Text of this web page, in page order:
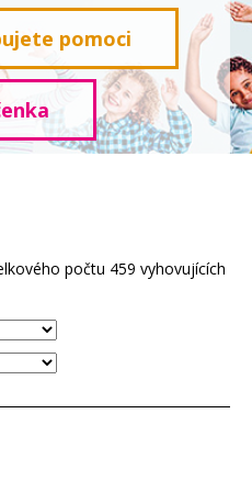
pomoci
počtu 459 vyhovujících